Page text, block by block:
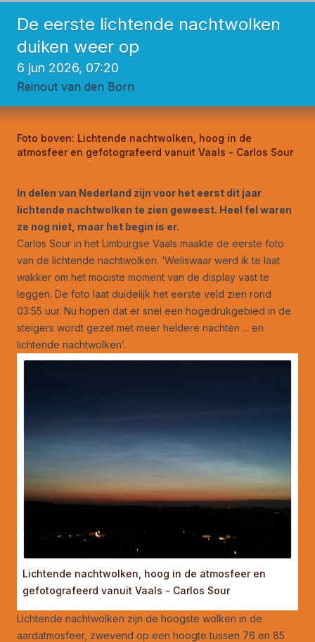
De eerste lichtende nachtwolken
duiken weer op
6 jun 2026, 07:20
Reinout van den Born
Foto boven: Lichtende nachtwolken, hoog in de
atmosfeer en gefotografeerd vanuit Vaals - Carlos Sour
In delen van Nederland zijn voor het eerst dit jaar
lichtende nachtwolken te zien geweest. Heel fel waren
ze nog niet, maar het begin is er.
Carlos Sour in het Limburgse Vaals maakte de eerste foto
van de lichtende nachtwolken. ‘Weliswaar werd ik te laat
wakker om het mooiste moment van de display vast te
leggen. De foto laat duidelijk het eerste veld zien rond
03:55 uur. Nu hopen dat er snel een hogedrukgebied in de
steigers wordt gezet met meer heldere nachten ... en
lichtende nachtwolken’.
Lichtende nachtwolken, hoog in de atmosfeer en
gefotografeerd vanuit Vaals - Carlos Sour
Lichtende nachtwolken zijn de hoogste wolken in de
aardatmosfeer, zwevend op een hoogte tussen 76 en 85